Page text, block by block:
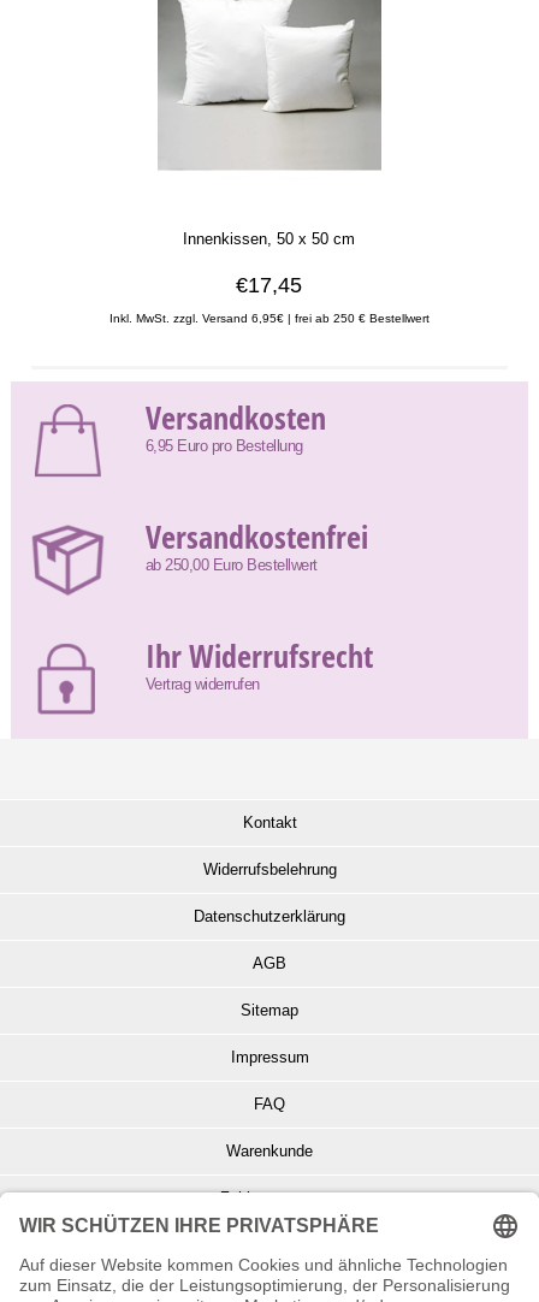
Innenkissen, 50 x 50 cm
€17,45
Inkl. MwSt. zzgl. Versand 6,95€ | frei ab 250 € Bestellwert
Versandkosten
6,95 Euro pro Bestellung
Versandkostenfrei
ab 250,00 Euro Bestellwert
Ihr Widerrufsrecht
Vertrag widerrufen
Kontakt
Widerrufsbelehrung
Datenschutzerklärung
AGB
Sitemap
Impressum
FAQ
Warenkunde
Zahlungsarten
Info zu Elektro- u. Elektronikgeräten